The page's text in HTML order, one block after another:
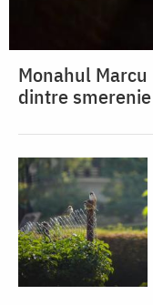
Monahul
dintre